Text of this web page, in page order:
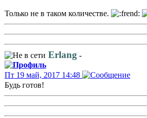
Только не в таком количестве.
Erlang -
Пт 19 май, 2017 14:48
Будь готов!